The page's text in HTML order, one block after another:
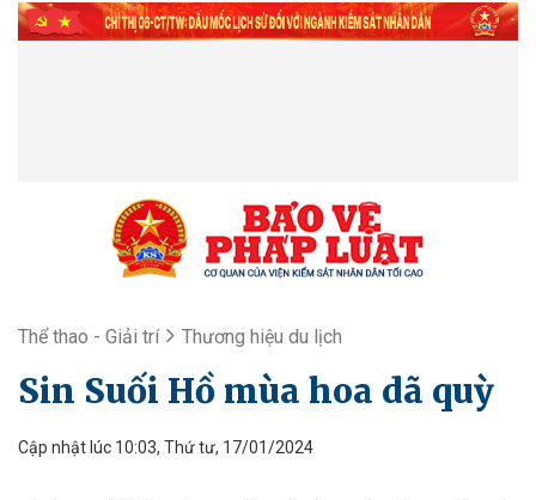
Thể thao - Giải trí Thương hiệu du lịch
Sin Suối Hồ mùa hoa dã quỳ
Cập nhật lúc 10:03, Thứ tư, 17/01/2024